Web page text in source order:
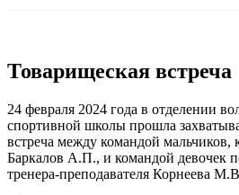
Товарищеская встреча
24 февраля 2024 года в отделении
спортивной школы прошла
встреча между командой мальчиков,
Баркалов А.П., и командой девочек
тренера-преподавателя Корнеева